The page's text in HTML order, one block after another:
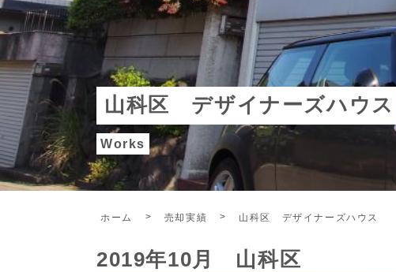
山科区 デザイナーズハウス
Works
ホーム 売却実績 山科区 デザイナーズハウス
2019年10月 山科区